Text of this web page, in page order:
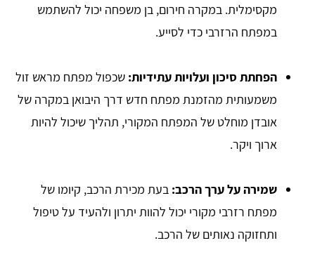
מקסימלית. במקרה חירום, בן משפחה יכול להשתמש
במפתח הרזרבי כדי לסייע.
הפחתת סיכון ועלויות עתידיות: שכפול מפתח מראש זול
משמעותית מהזמנת מפתח חדש דרך היבואן במקרה של
אובדן מוחלט של המפתח המקורי, תהליך שיכול להיות
ארוך ויקר.
שמירה על ערך הרכב: בעת מכירת הרכב, קיומו של
מפתח רזרבי מקורי יכול להוות יתרון ולהעיד על טיפול
ותחזוקה נאותים של הרכב.